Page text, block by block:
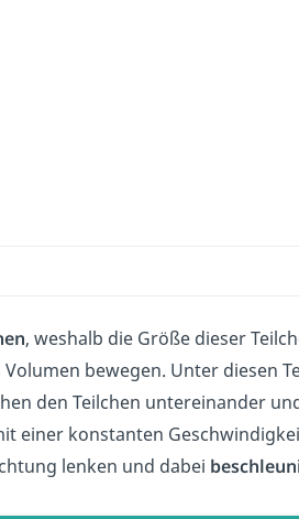
, weshalb die Größe dieser
bewegen. Unter diesen
den Teilchen untereinander
einer konstanten
lenken und dabei